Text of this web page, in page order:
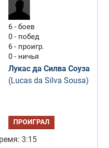
6 - боев
0 - побед
6 - проигр.
0 - ничья
Лукас да Силва Соуза
(Lucas da Silva Sousa)
ПРОИГРАЛ
3:15